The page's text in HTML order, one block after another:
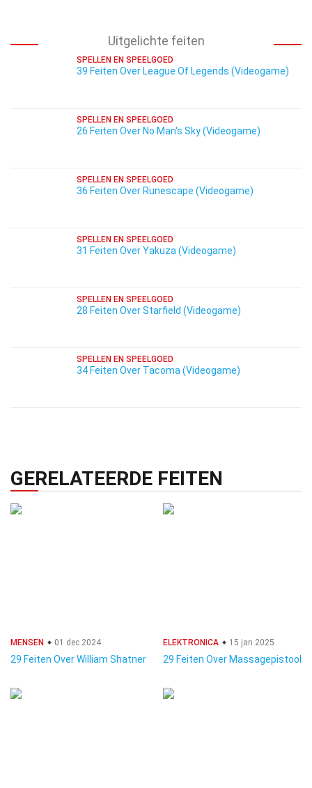
Uitgelichte feiten
SPELLEN EN SPEELGOED
39 Feiten Over League Of Legends (Videogame)
SPELLEN EN SPEELGOED
26 Feiten Over No Man's Sky (Videogame)
SPELLEN EN SPEELGOED
36 Feiten Over Runescape (Videogame)
SPELLEN EN SPEELGOED
31 Feiten Over Yakuza (Videogame)
SPELLEN EN SPEELGOED
28 Feiten Over Starfield (Videogame)
SPELLEN EN SPEELGOED
34 Feiten Over Tacoma (Videogame)
GERELATEERDE FEITEN
MENSEN 01 dec 2024
29 Feiten Over William Shatner
ELEKTRONICA 15 jan 2025
29 Feiten Over Massagepistool